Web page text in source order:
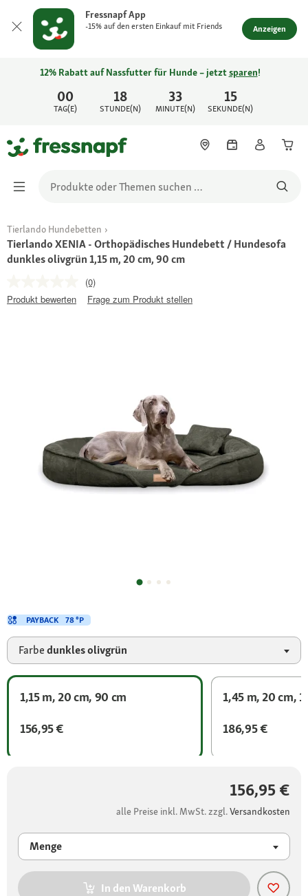
Fressnapf App
-15% auf den ersten Einkauf mit Friends Anzeigen
00
TAG(E)
18
STUNDE(N)
33
MINUTE(N)
15
SEKUNDE(N)
12% Rabatt auf Nassfutter für Hunde – jetztsparen!
Tierlando Hundebetten
Tierlando XENIA - Orthopädisches Hundebett / Hundesofa
dunkles olivgrün 1,15 m, 20 cm, 90 cm
(0)
Produkt bewerten
Frage zum Produkt stellen
Farbedunkles olivgrün
1,15 m, 20 cm, 90 cm
156,95 €
1,45 m, 20 cm,
186,95 €
156,95 €
alle Preise inkl. MwSt. zzgl.Versandkosten
Menge
In den Warenkorb
PAYBACK 78 °P